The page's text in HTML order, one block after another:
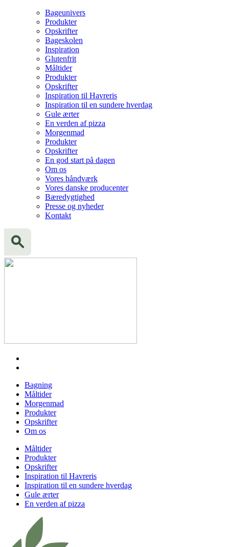
Bageunivers
Produkter
Opskrifter
Bageskolen
Inspiration
Glutenfrit
Måltider
Produkter
Opskrifter
Inspiration til Havreris
Inspiration til en sundere hverdag
Gule ærter
En verden af pizza
Morgenmad
Produkter
Opskrifter
En god start på dagen
Om os
Vores håndværk
Vores danske producenter
Bæredygtighed
Presse og nyheder
Kontakt
Bagning
Måltider
Morgenmad
Produkter
Opskrifter
Om os
Måltider
Produkter
Opskrifter
Inspiration til Havreris
Inspiration til en sundere hverdag
Gule ærter
En verden af pizza